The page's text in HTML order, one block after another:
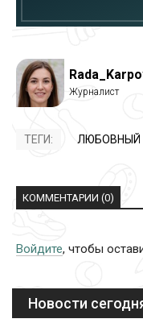
ТЕГИ: ЛЮБОВНЫЙ
КОММЕНТАРИИ (0)
Войдите, чтобы
Новости